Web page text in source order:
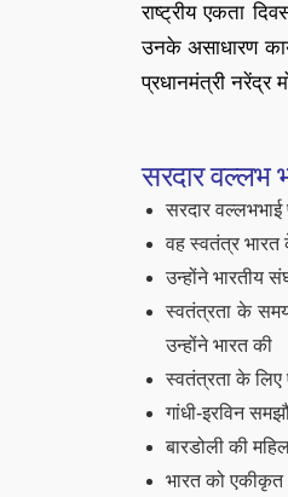
राष्ट्रीय एकता
उनके असाधारण
प्रधानमंत्री नरेंद्र
सरदार वल्लभ
सरदार
वह स्वतंत्र
उन्होंने भारतीय
स्वतंत्रता के
उन्होंने भारत की
स्वतंत्रता के
गांधी-इरविन
बारडोली की
भारत को एकीकृत